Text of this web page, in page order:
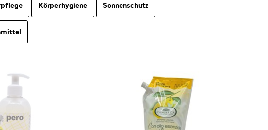
Körperhygiene Sonnenschutz